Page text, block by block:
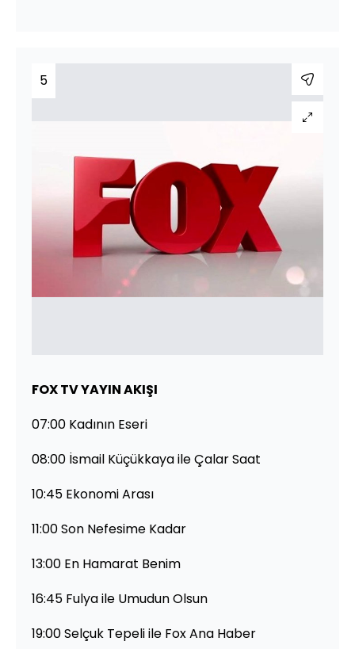
5
FOX TV YAYIN AKIŞI
07:00 Kadının Eseri
08:00 İsmail Küçükkaya ile Çalar Saat
10:45 Ekonomi Arası
11:00 Son Nefesime Kadar
13:00 En Hamarat Benim
16:45 Fulya ile Umudun Olsun
19:00 Selçuk Tepeli ile Fox Ana Haber